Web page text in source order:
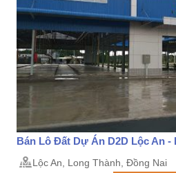
Bán Lô Đất Dự Án D2D Lộc An -
Lộc An, Long Thành, Đồng Nai